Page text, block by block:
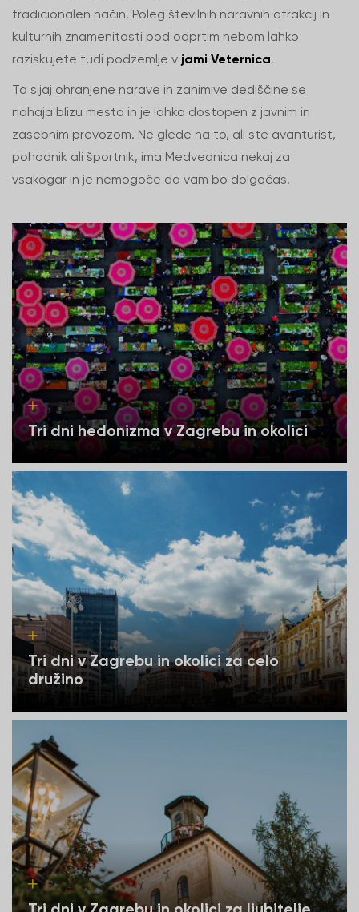
tradicionalen način. Poleg številnih naravnih atrakcij in
kulturnih znamenitosti pod odprtim nebom lahko
raziskujete tudi podzemlje v jami Veternica.
Ta sijaj ohranjene narave in zanimive dediščine se
nahaja blizu mesta in je lahko dostopen z javnim in
zasebnim prevozom. Ne glede na to, ali ste avanturist,
pohodnik ali športnik, ima Medvednica nekaj za
vsakogar in je nemogoče da vam bo dolgočas.
Tri dni hedonizma v Zagrebu in okolici
Tri dni v Zagrebu in okolici za celo
družino